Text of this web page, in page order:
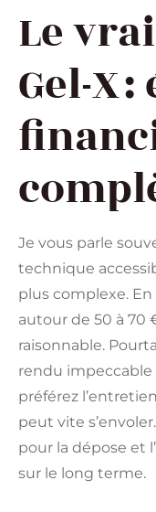
Le
Gel-X
Je vous parle
technique
plus complexe.
autour de 50 à 70
raisonnable.
rendu impeccable
préférez
peut vite
pour la dépose et
sur le long terme.